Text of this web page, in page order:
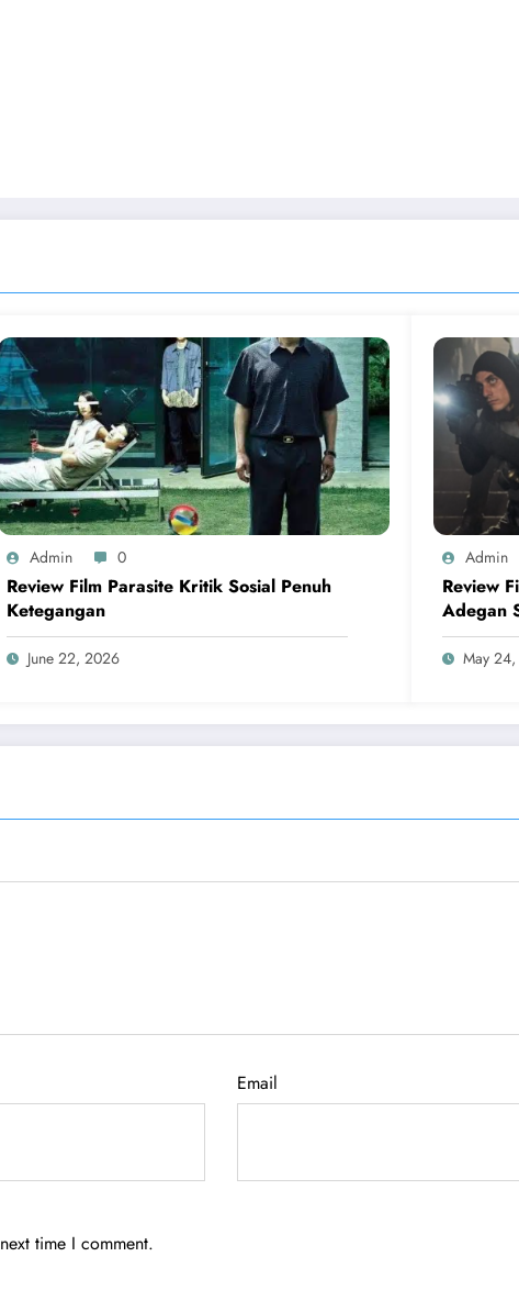
Admin 0
Review Film Parasite Kritik Sosial Penuh
Ketegangan
June 22, 2026
Admin
Review
Adegan
May
Email
time I comment.